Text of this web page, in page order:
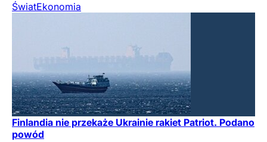
ŚwiatEkonomia
Finlandia nie przekaże Ukrainie rakiet Patriot. Podano
powód